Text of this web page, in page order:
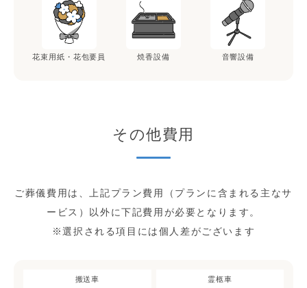
花束用紙・花包要員 焼香設備 音響設備
その他費用
ご葬儀費用は、上記プラン費用（プランに含まれる主なサ
ービス）以外に下記費用が必要となります。
※選択される項目には個人差がございます
搬送車 霊柩車